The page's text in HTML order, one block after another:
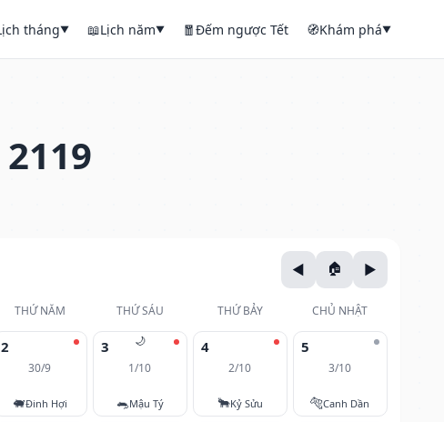
tháng▼ 📖Lịch năm▼ 🧧Đếm ngược Tết 🧭Khám phá▼
THỨ NĂM THỨ SÁU THỨ BẢY CHỦ NHẬT
2
30/9
🐖Đinh Hợi
🌙
3
1/10
🐀Mậu Tý
4
2/10
🐂Kỷ Sửu
5
3/10
🐅Canh Dần